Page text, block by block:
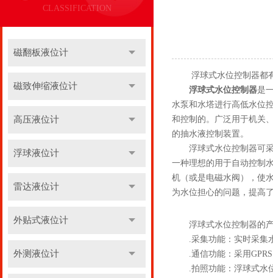
CLASSIFICATION
磁翻板液位计
磁致伸缩液位计
高压液位计
浮球液位计
雷达液位计
外贴式液位计
外测液位计
浮球式水位控制器都有
浮球式水位控制器是
水泵和水塔进行高低水位
和控制的。广泛用于机关
的抽水液控制装置。
浮球式水位控制器可采
一种理想的用于自动控制
机（或是电磁水阀），使
为水位担心的问题，提高
浮球式水位控制器的产
.采集功能：实时采集水
.通信功能：采用GPRS
.拍照功能：浮球式水位